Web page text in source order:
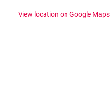
View location on Google Maps